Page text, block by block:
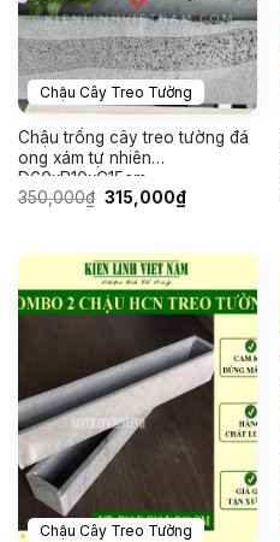
Chậu Cây Treo Tường
Chậu trồng cây treo tường đá
ong xám tự nhiên
D60xR10xC15cm
350,000₫ Giá
315,000₫Giá
hiện
315,000₫.
Chậu Cây Treo Tường